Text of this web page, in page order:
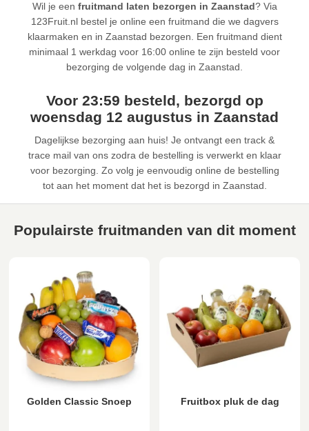
Wil je een fruitmand laten bezorgen in Zaanstad? Via
123Fruit.nl bestel je online een fruitmand die we dagvers
klaarmaken en in Zaanstad bezorgen. Een fruitmand dient
minimaal 1 werkdag voor 16:00 online te zijn besteld voor
bezorging de volgende dag in Zaanstad.
Voor 23:59 besteld, bezorgd op
woensdag 12 augustus in Zaanstad
Dagelijkse bezorging aan huis! Je ontvangt een track &
trace mail van ons zodra de bestelling is verwerkt en klaar
voor bezorging. Zo volg je eenvoudig online de bestelling
tot aan het moment dat het is bezorgd in Zaanstad.
Populairste fruitmanden van dit moment
Golden Classic Snoep Fruitbox pluk de dag